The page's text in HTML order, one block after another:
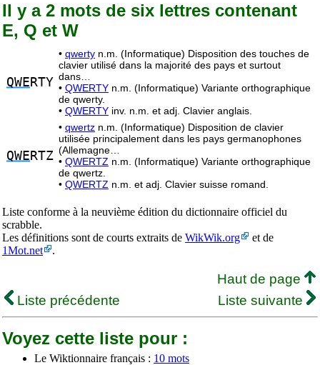
Il y a 2 mots de six lettres contenant
E, Q et W
QWE RTY
• qwerty n.m. (Informatique) Disposition des touches de
clavier utilisé dans la majorité des pays et surtout
dans…
• QWERTY n.m. (Informatique) Variante orthographique
de qwerty.
• QWERTY inv. n.m. et adj. Clavier anglais.
QWE RTZ
• qwertz n.m. (Informatique) Disposition de clavier
utilisée principalement dans les pays germanophones
(Allemagne…
• QWERTZ n.m. (Informatique) Variante orthographique
de qwertz.
• QWERTZ n.m. et adj. Clavier suisse romand.
Liste conforme à la neuvième édition du dictionnaire officiel du
scrabble.
Les définitions sont de courts extraits de WikWik.org
et de
1Mot.net
.
Haut de page
Liste précédente
Liste suivante
Voyez cette liste pour :
Le Wiktionnaire français : 10 mots